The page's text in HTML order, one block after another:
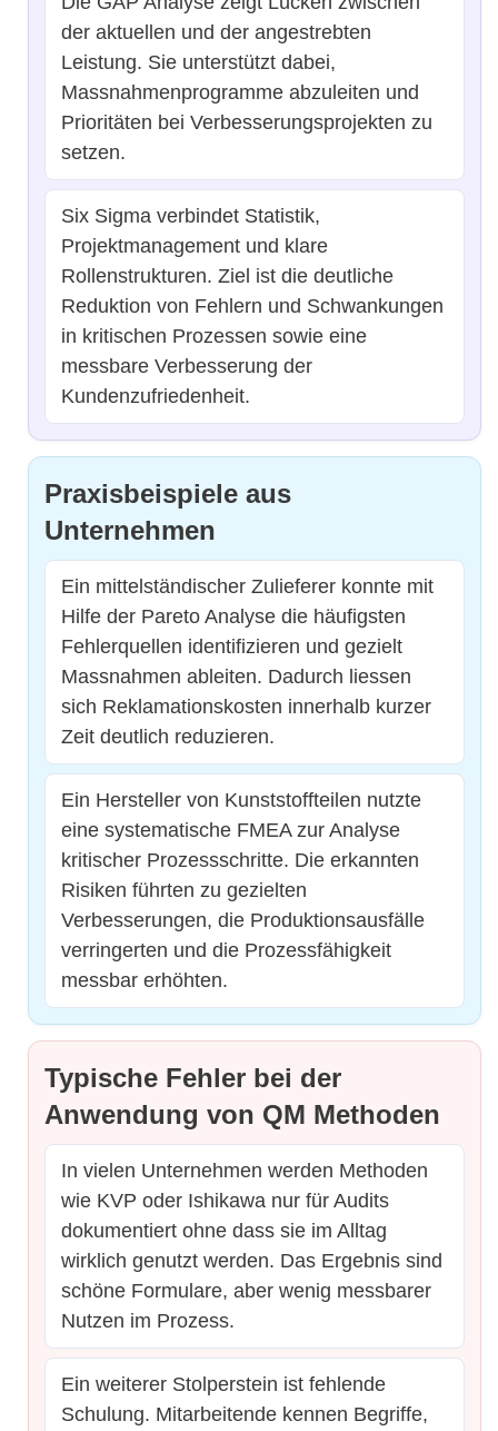
der aktuellen und der angestrebten
Leistung. Sie unterstützt dabei,
Massnahmenprogramme abzuleiten und
Prioritäten bei Verbesserungsprojekten zu
setzen.
Six Sigma verbindet Statistik,
Projektmanagement und klare
Rollenstrukturen. Ziel ist die deutliche
Reduktion von Fehlern und Schwankungen
in kritischen Prozessen sowie eine
messbare Verbesserung der
Kundenzufriedenheit.
Praxisbeispiele aus
Unternehmen
Ein mittelständischer Zulieferer konnte mit
Hilfe der Pareto Analyse die häufigsten
Fehlerquellen identifizieren und gezielt
Massnahmen ableiten. Dadurch liessen
sich Reklamationskosten innerhalb kurzer
Zeit deutlich reduzieren.
Ein Hersteller von Kunststoffteilen nutzte
eine systematische FMEA zur Analyse
kritischer Prozessschritte. Die erkannten
Risiken führten zu gezielten
Verbesserungen, die Produktionsausfälle
verringerten und die Prozessfähigkeit
messbar erhöhten.
Typische Fehler bei der
Anwendung von QM Methoden
In vielen Unternehmen werden Methoden
wie KVP oder Ishikawa nur für Audits
dokumentiert ohne dass sie im Alltag
wirklich genutzt werden. Das Ergebnis sind
schöne Formulare, aber wenig messbarer
Nutzen im Prozess.
Ein weiterer Stolperstein ist fehlende
Schulung. Mitarbeitende kennen Begriffe,